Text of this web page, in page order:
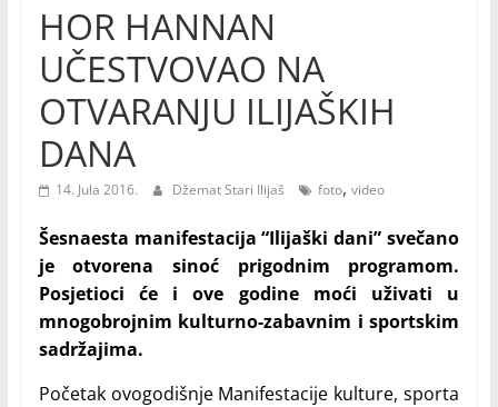
HOR HANNAN
UČESTVOVAO NA
OTVARANJU ILIJAŠKIH
DANA
14. Jula 2016. Džemat Stari Ilijaš foto, video
Šesnaesta manifestacija “Ilijaški dani” svečano
je otvorena sinoć prigodnim programom.
Posjetioci će i ove godine moći uživati u
mnogobrojnim kulturno-zabavnim i sportskim
sadržajima.
Početak ovogodišnje Manifestacije kulture, sporta